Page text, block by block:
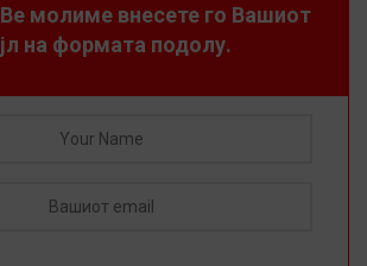
молиме внесете го Вашиот
на формата подолу.